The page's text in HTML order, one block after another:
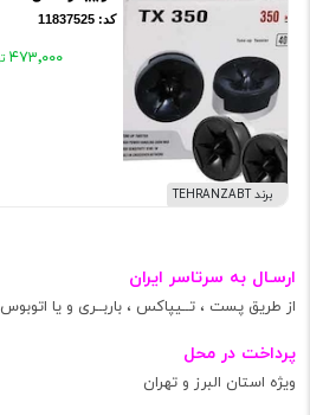
برند TEHRANZABT
کد: 11837525
۴۷۳٬۰۰۰
ارسـال به سرتاسر ایران
از طریق پست ، تــیپاکس ، باربــری و یا اتوبوس
پرداخت در محل
ویژه استان البرز و تهران